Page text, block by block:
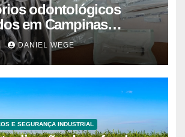
odontológicos
em Campinas
DANIEL WEGE
E SEGURANÇA INDUSTRIAL